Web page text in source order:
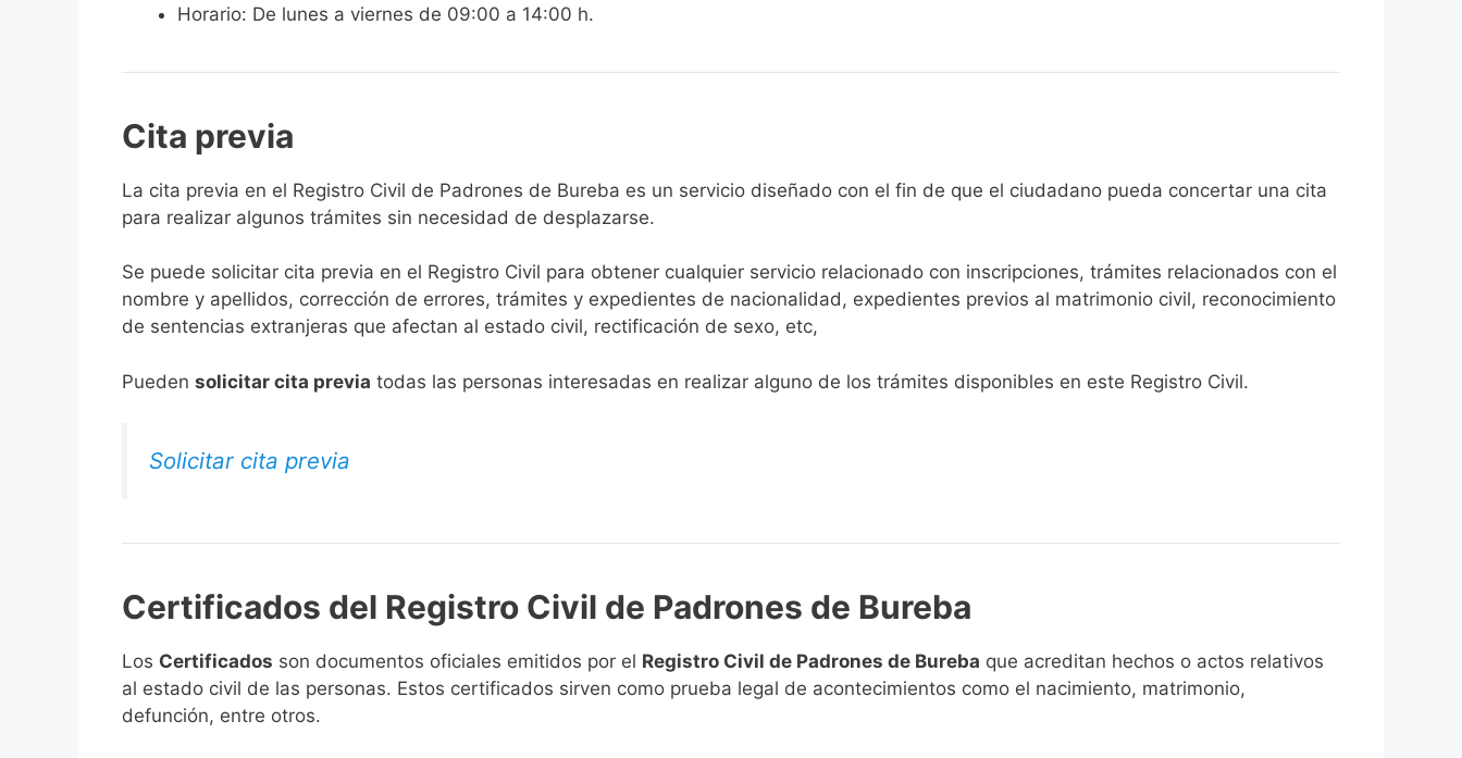
Horario: De lunes a viernes de 09:00 a 14:00 h.
Cita previa
​​​​​​​​​​​​​​​​​​​​​​​​​​​​La cita previa en el Registro Civil de Padrones de Bureba es un servicio diseñado con el fin de que el ciudadano pueda concertar una cita
para realizar algunos trámites sin necesidad de desplazarse.​
Se puede solicitar cita previa en el Registro Civil para obtener cualquier servicio relacionado con inscripciones, trámites relacionados con el
nombre y apellidos, corrección de errores, trámites y expedientes de nacionalidad, expedientes previos al matrimonio civil, reconocimiento
de sentencias extranjeras que afectan al estado civil, rectificación de sexo, etc,
​Pueden solicitar cita previa todas las personas interesadas en realizar alguno de los trámites disponibles en este Registro Civil.​
Solicitar cita previa
Certificados del Registro Civil de Padrones de Bureba
Los Certificados son documentos oficiales emitidos por el Registro Civil de Padrones de Bureba que acreditan hechos o actos relativos
al estado civil de las personas. Estos certificados sirven como prueba legal de acontecimientos como el nacimiento, matrimonio,
defunción, entre otros.